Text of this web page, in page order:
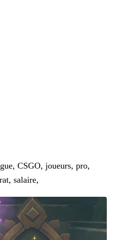
CSGO, joueurs, pro,
salaire,